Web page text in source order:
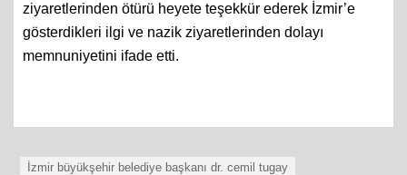
ziyaretlerinden ötürü heyete teşekkür ederek İzmir’e
gösterdikleri ilgi ve nazik ziyaretlerinden dolayı
memnuniyetini ifade etti.
İzmir büyükşehir belediye başkanı dr. cemil tugay